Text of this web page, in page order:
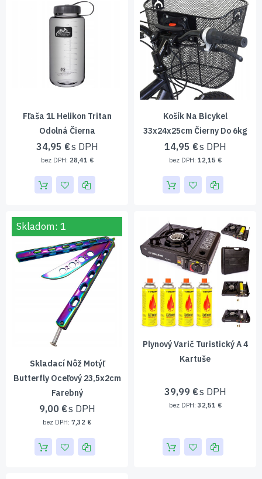
Fľaša 1L Helikon Tritan
Odolná Čierna
34,95 €
28,41 €
Košík Na Bicykel
33x24x25cm Čierny Do 6kg
14,95 €
12,15 €
Skladom: 1
Skladací Nôž Motýľ
Butterfly Oceľový 23,5x2cm
Farebný
9,00 €
7,32 €
Plynový Varič Turistický A 4
Kartuše
39,99 €
32,51 €